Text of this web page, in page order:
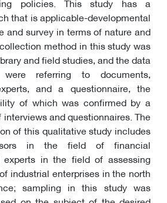
that is applicable-developmental
and survey in terms of nature and
method in this study was
and field studies, and the data
referring to documents,
and a questionnaire, the
of which was confirmed by a
and questionnaires. The
of this qualitative study includes
in the field of financial
experts in the field of assessing
industrial enterprises in the north
sampling in this study was